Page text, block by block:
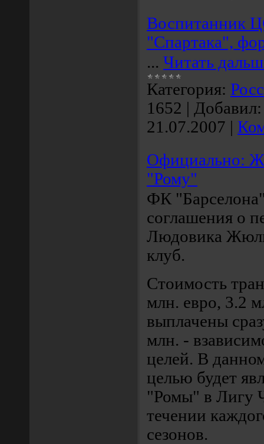
Воспитанник
"Спартака",
... Читать
Категория:
1652 | Добавил:
21.07.2007 |
Официально:
"Рому"
ФК
соглашения о
Людовика
клуб.
Стоимость
млн. евро, 3.2
выплачены
млн. -
целей. В
целью будет
"Ромы" в Лигу
течении
сезонов.